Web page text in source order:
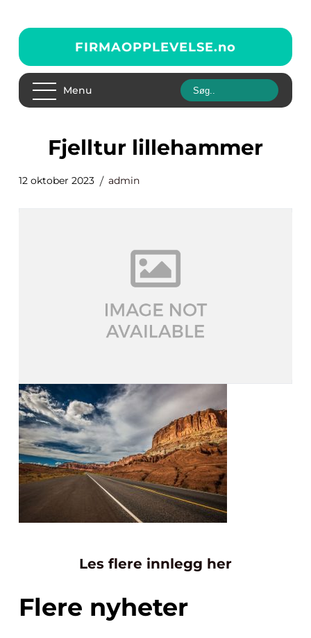
FIRMAOPPLEVELSE.no
Menu
fjelltur lillehammer
12 oktober 2023 admin
Les flere innlegg her
Flere nyheter